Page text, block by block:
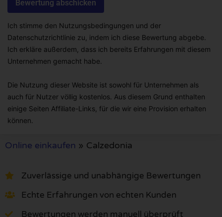
Ich stimme den Nutzungsbedingungen und der
Datenschutzrichtlinie zu, indem ich diese Bewertung abgebe.
Ich erkläre außerdem, dass ich bereits Erfahrungen mit diesem
Unternehmen gemacht habe.
Die Nutzung dieser Website ist sowohl für Unternehmen als
auch für Nutzer völlig kostenlos. Aus diesem Grund enthalten
einige Seiten Affiliate-Links, für die wir eine Provision erhalten
können.
Online einkaufen » Calzedonia
Zuverlässige und unabhängige Bewertungen
Echte Erfahrungen von echten Kunden
Bewertungen werden manuell überprüft